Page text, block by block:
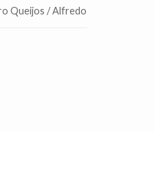
Queijos / Alfredo